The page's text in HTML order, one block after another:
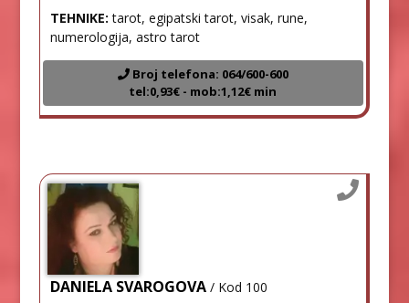
TEHNIKE: tarot, egipatski tarot, visak, rune,
numerologija, astro tarot
Broj telefona: 064/600-600
tel:0,93€ - mob:1,12€ min
DANIELA SVAROGOVA / Kod 100